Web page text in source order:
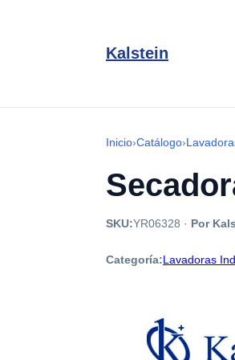
Kalstein
Inicio›Catálogo›
SKU:YR06328 · Por
Categoría:Lavadoras